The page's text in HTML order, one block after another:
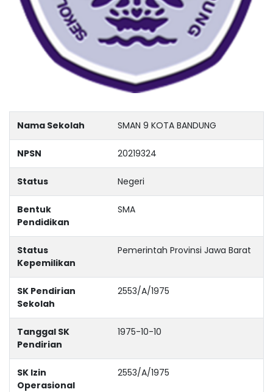
Nama Sekolah SMAN 9 KOTA BANDUNG
NPSN 20219324
Status Negeri
Bentuk
Pendidikan
SMA
Status
Kepemilikan
Pemerintah Provinsi Jawa Barat
SK Pendirian
Sekolah
2553/A/1975
Tanggal SK
Pendirian
1975-10-10
SK Izin
Operasional
2553/A/1975